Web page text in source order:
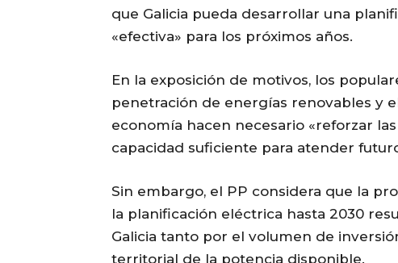
que Galicia pueda desarrollar una
«efectiva» para los próximos años.
En la exposición de motivos, los
penetración de energías renovables y
economía hacen necesario «reforzar
capacidad suficiente para atender
Sin embargo, el PP considera que la
la planificación eléctrica hasta 2030
Galicia tanto por el volumen de
territorial de la potencia disponible.